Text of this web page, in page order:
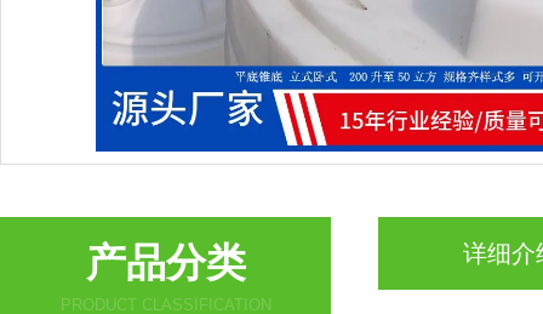
产品分类
PRODUCT CLASSIFICATION
详细介